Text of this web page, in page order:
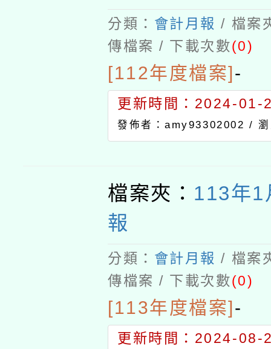
分類： 會計月報 / 檔案
傳檔案 / 下載次數(0)
[112年度檔案]-
更新時間：2024-01-
發佈者：amy93302002 /
檔案夾： 113年1
報
分類： 會計月報 / 檔案
傳檔案 / 下載次數(0)
[113年度檔案]-
更新時間：2024-08-